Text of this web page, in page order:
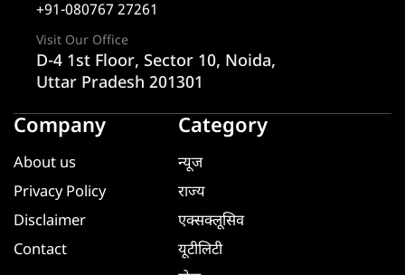
+91-080767 27261
Visit Our Office
D-4 1st Floor, Sector 10, Noida,
Uttar Pradesh 201301
Company
About us
Privacy Policy
Disclaimer
Contact
Category
न्यूज
राज्य
एक्सक्लूसिव
यूटीलिटी